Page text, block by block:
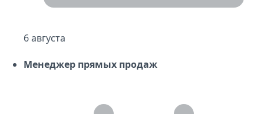
6 августа
Менеджер прямых продаж